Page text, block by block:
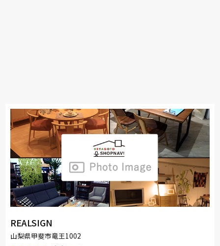
REALSIGN
山梨県甲斐市竜王1002